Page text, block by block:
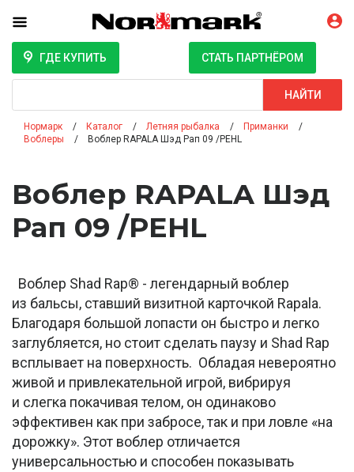
ГДЕ КУПИТЬ СТАТЬ ПАРТНЁРОМ
НАЙТИ
Нормарк Каталог Летняя рыбалка
Приманки
Воблеры
Воблер RAPALA Шэд Рап 09 /PEHL
Воблер RAPALA Шэд
Рап 09 /PEHL
Воблер Shad Rap® - легендарный воблер
из бальсы, ставший визитной карточкой Rapala.
Благодаря большой лопасти он быстро и легко
заглубляется, но стоит сделать паузу и Shad Rap
всплывает на поверхность. Обладая невероятно
живой и привлекательной игрой, вибрируя
и слегка покачивая телом, он одинаково
эффективен как при забросе, так и при ловле «на
дорожку». Этот воблер отличается
универсальностью и способен показывать